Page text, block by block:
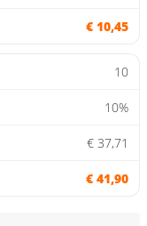
€ 10,45
10
10%
€ 37,71
€ 41,90